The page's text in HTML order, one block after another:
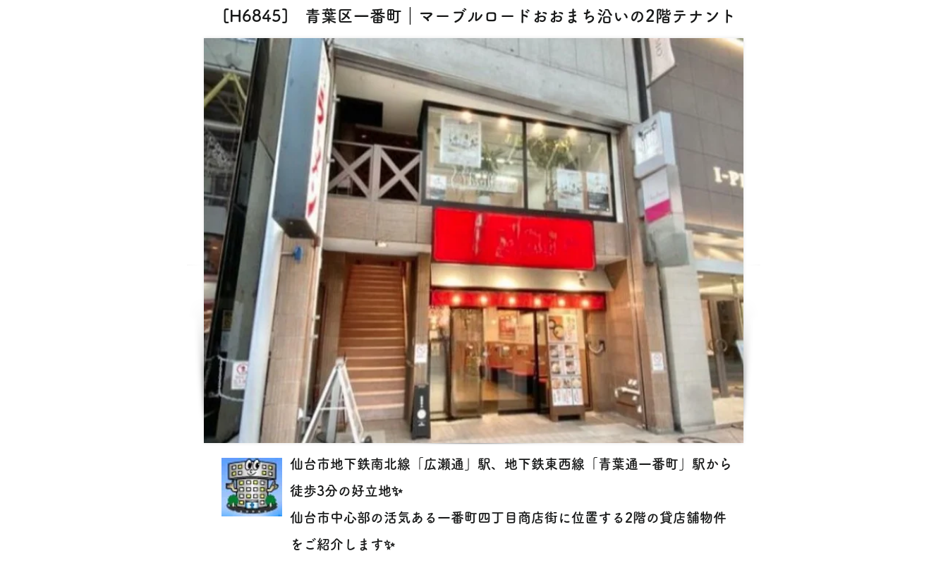
[H6845] 青葉区一番町｜マーブルロードおおまち沿いの2階テナント
仙台市地下鉄南北線「広瀬通」駅、地下鉄東西線「青葉通一番町」駅から
徒歩3分の好立地✨
仙台市中心部の活気ある一番町四丁目商店街に位置する2階の貸店舗物件
をご紹介します✨